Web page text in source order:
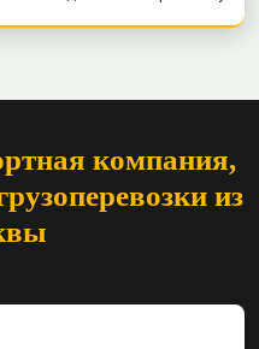
компания,
из